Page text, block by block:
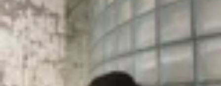
Tin tức
So Sánh
Tin Mới
Đánh Giá - Trên Tay
Khuyến
Thủ thuật Thông báoKhách
hàng - Sự kiện
So sánh chip Dimensity 7300 và